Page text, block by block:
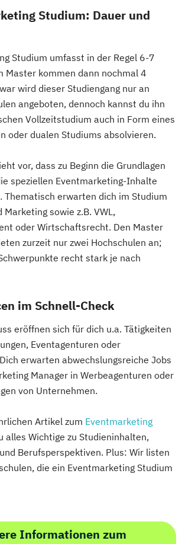
Studium: Dauer und
Studium umfasst in der Regel 6-7
Master kommen dann nochmal 4
wird dieser Studiengang nur an
angeboten, dennoch kannst du ihn
Vollzeitstudium auch in Form eines
oder dualen Studiums absolvieren.
vor, dass zu Beginn die Grundlagen
speziellen Eventmarketing-Inhalte
erwarten dich im Studium
Marketing sowie z.B. VWL,
oder Wirtschaftsrecht. Den Master
zurzeit nur zwei Hochschulen an;
recht stark je nach
im Schnell-Check
eröffnen sich für dich u.a. Tätigkeiten
Eventagenturen oder
erwarten abwechslungsreiche Jobs
Manager in Werbeagenturen oder
von Unternehmen.
Artikel zum Eventmarketing
alles Wichtige zu Studieninhalten,
Berufsperspektiven. Plus: Wir listen
die ein Eventmarketing Studium
Informationen zum